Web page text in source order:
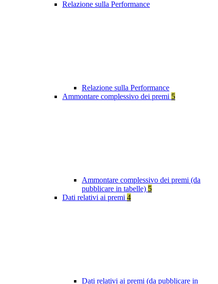
Relazione sulla Performance
Relazione sulla Performance
Ammontare complessivo dei premi 5
Ammontare complessivo dei premi (da
pubblicare in tabelle) 5
Dati relativi ai premi 4
Dati relativi ai premi (da pubblicare in